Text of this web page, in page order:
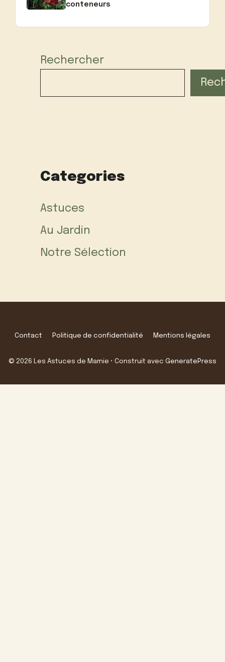
conteneurs
Rechercher
Categories
Astuces
Au Jardin
Notre Sélection
Contact Politique de confidentialité Mentions légales
© 2026 Les Astuces de Mamie • Construit avec GeneratePress